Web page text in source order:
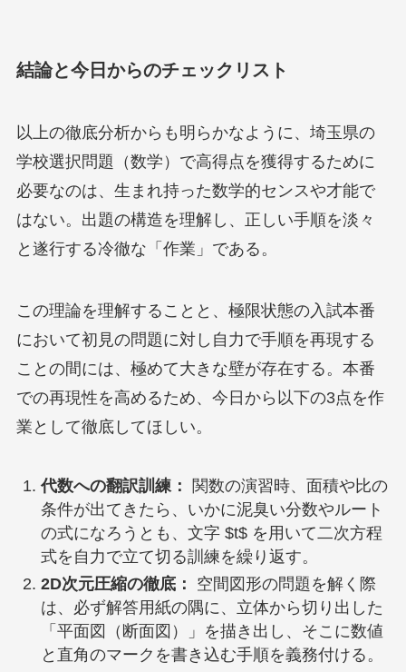
結論と今日からのチェックリスト
以上の徹底分析からも明らかなように、埼玉県の
学校選択問題（数学）で高得点を獲得するために
必要なのは、生まれ持った数学的センスや才能で
はない。出題の構造を理解し、正しい手順を淡々
と遂行する冷徹な「作業」である。
この理論を理解することと、極限状態の入試本番
において初見の問題に対し自力で手順を再現する
ことの間には、極めて大きな壁が存在する。本番
での再現性を高めるため、今日から以下の3点を作
業として徹底してほしい。
代数への翻訳訓練：
関数の演習時、面積や比の
条件が出てきたら、いかに泥臭い分数やルート
の式になろうとも、文字 $t$ を用いて二次方程
式を自力で立て切る訓練を繰り返す。
2D次元圧縮の徹底：
空間図形の問題を解く際
は、必ず解答用紙の隅に、立体から切り出した
「平面図（断面図）」を描き出し、そこに数値
と直角のマークを書き込む手順を義務付ける。